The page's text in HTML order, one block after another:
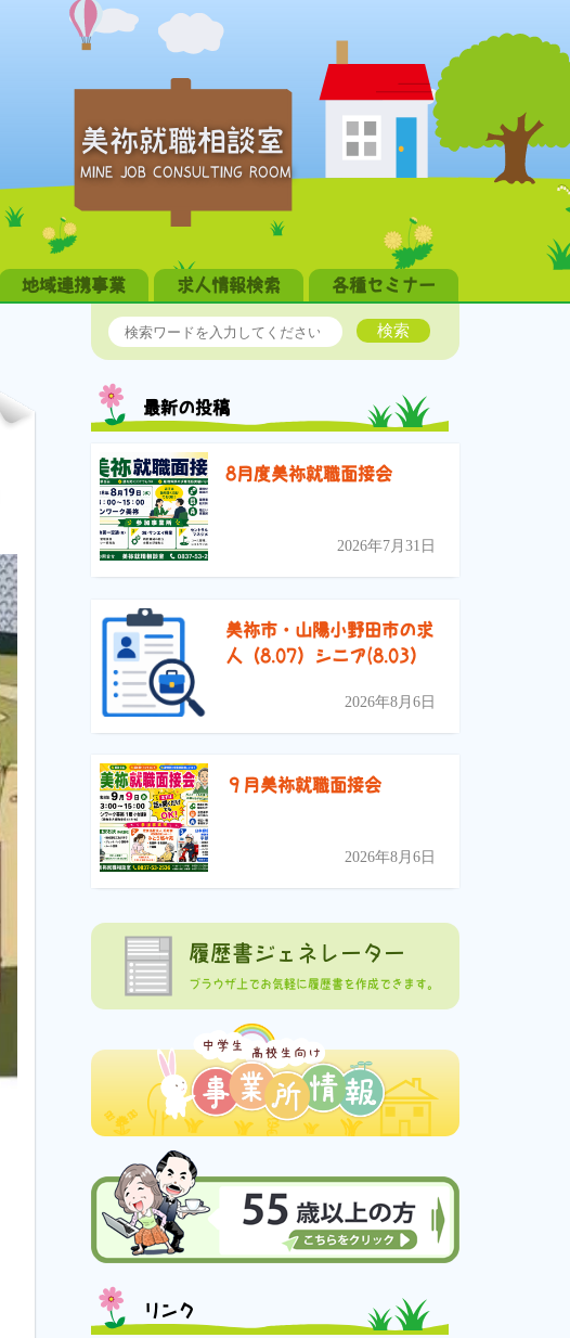
美祢就職相談室
MINE JOB CONSULTING ROOM
地域連携事業 求人情報検索 各種セミナー
検索
最新の投稿
8月度美祢就職面接会
2026年7月31日
美祢市・山陽小野田市の求
人（8.07）シニア(8.03）
2026年8月6日
９月美祢就職面接会
2026年8月6日
履歴書ジェネレーター
ブラウザ上でお気軽に履歴書を作成できます。
リンク